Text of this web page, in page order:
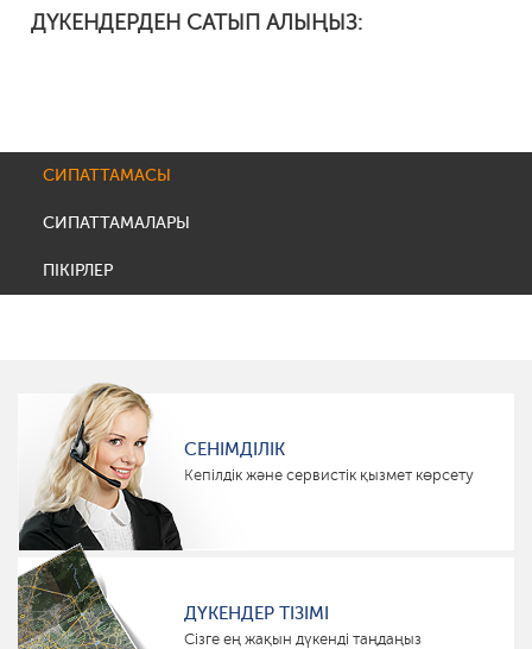
ДҮКЕНДЕРДЕН САТЫП АЛЫҢЫЗ:
СИПАТТАМАСЫ
СИПАТТАМАЛАРЫ
ПІКІРЛЕР
СЕНІМДІЛІК
Кепілдік және сервистік қызмет көрсету
ДҮКЕНДЕР ТІЗІМІ
Сізге ең жақын дүкенді таңдаңыз